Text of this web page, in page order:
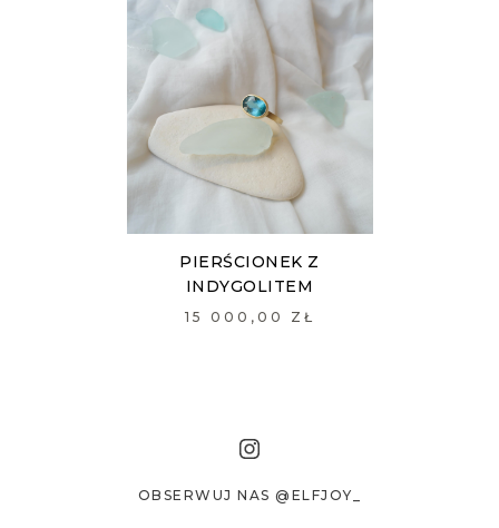
PIERŚCIONEK Z
INDYGOLITEM
15 000,00 ZŁ
OBSERWUJ NAS @ELFJOY_